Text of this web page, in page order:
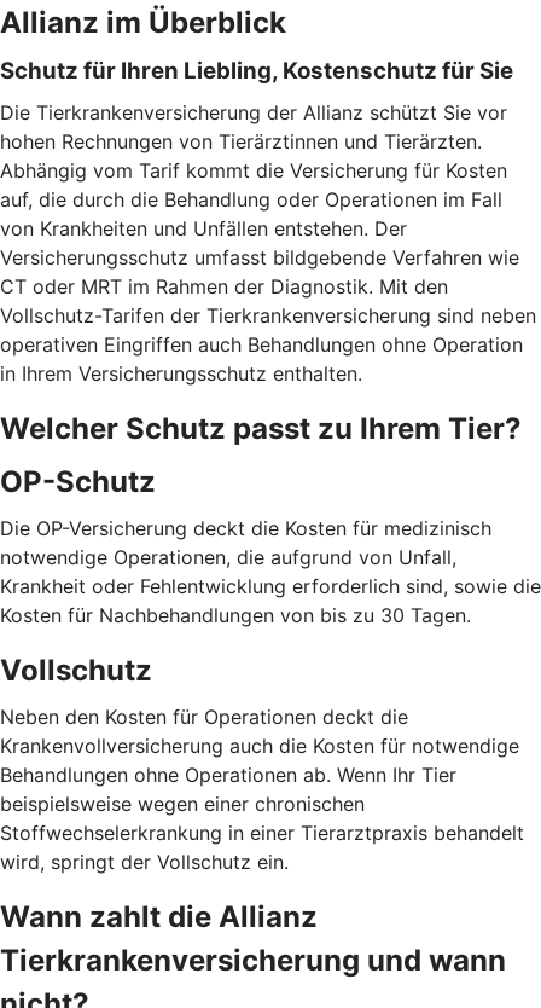
Allianz im Überblick
Schutz für Ihren Liebling, Kostenschutz für Sie
Die Tierkrankenversicherung der Allianz schützt Sie vor
hohen Rechnungen von Tierärztinnen und Tierärzten.
Abhängig vom Tarif kommt die Versicherung für Kosten
auf, die durch die Behandlung oder Operationen im Fall
von Krankheiten und Unfällen entstehen. Der
Versicherungsschutz umfasst bildgebende Verfahren wie
CT oder MRT im Rahmen der Diagnostik. Mit den
Vollschutz-Tarifen der Tierkrankenversicherung sind neben
operativen Eingriffen auch Behandlungen ohne Operation
in Ihrem Versicherungsschutz enthalten.
Welcher Schutz passt zu Ihrem Tier?
OP-Schutz
Die OP-Versicherung deckt die Kosten für medizinisch
notwendige Operationen, die aufgrund von Unfall,
Krankheit oder Fehlentwicklung erforderlich sind, sowie die
Kosten für Nachbehandlungen von bis zu 30 Tagen.
Vollschutz
Neben den Kosten für Operationen deckt die
Krankenvollversicherung auch die Kosten für notwendige
Behandlungen ohne Operationen ab. Wenn Ihr Tier
beispielsweise wegen einer chronischen
Stoffwechselerkrankung in einer Tierarztpraxis behandelt
wird, springt der Vollschutz ein.
Wann zahlt die Allianz
Tierkrankenversicherung und wann